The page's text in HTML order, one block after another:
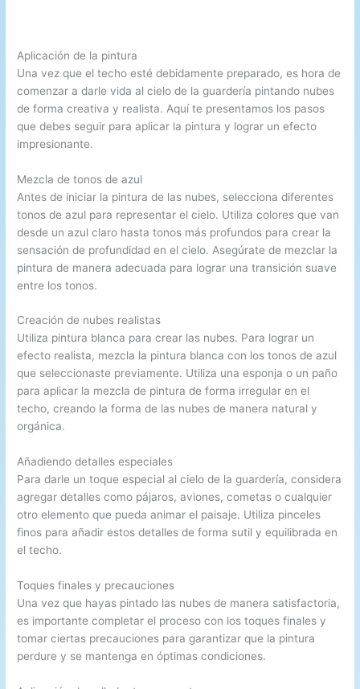
Aplicación de la pintura
Una vez que el techo esté debidamente preparado, es hora de
comenzar a darle vida al cielo de la guardería pintando nubes
de forma creativa y realista. Aquí te presentamos los pasos
que debes seguir para aplicar la pintura y lograr un efecto
impresionante.
Mezcla de tonos de azul
Antes de iniciar la pintura de las nubes, selecciona diferentes
tonos de azul para representar el cielo. Utiliza colores que van
desde un azul claro hasta tonos más profundos para crear la
sensación de profundidad en el cielo. Asegúrate de mezclar la
pintura de manera adecuada para lograr una transición suave
entre los tonos.
Creación de nubes realistas
Utiliza pintura blanca para crear las nubes. Para lograr un
efecto realista, mezcla la pintura blanca con los tonos de azul
que seleccionaste previamente. Utiliza una esponja o un paño
para aplicar la mezcla de pintura de forma irregular en el
techo, creando la forma de las nubes de manera natural y
orgánica.
Añadiendo detalles especiales
Para darle un toque especial al cielo de la guardería, considera
agregar detalles como pájaros, aviones, cometas o cualquier
otro elemento que pueda animar el paisaje. Utiliza pinceles
finos para añadir estos detalles de forma sutil y equilibrada en
el techo.
Toques finales y precauciones
Una vez que hayas pintado las nubes de manera satisfactoria,
es importante completar el proceso con los toques finales y
tomar ciertas precauciones para garantizar que la pintura
perdure y se mantenga en óptimas condiciones.